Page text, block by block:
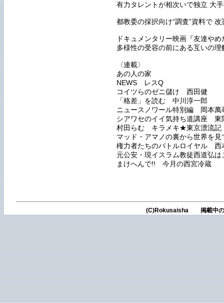
有力タレントが相次いで独立 大
都教委の採択向け“調査”資料で
ドキュメンタリー映画『友達やめ
多様性の受容の前にある互いの理
〈連載〉
あの人の家
NEWS レスQ
コイツらのゼニ儲け 西田健
「格差」を読む 中川淳一郎
ニュースノワール特別編 岡本萬
シアワセのイイ気持ち道講座 東
村田らむ キラメキ★東京漂流記
マッド・アマノの裏から世界を見
権力者たちのバトルロイヤル 西
元公安・現イスラム教徒西道弘は
まけへんで!! 今月の西宮冷蔵
(C)Rokusaisha 掲載中の